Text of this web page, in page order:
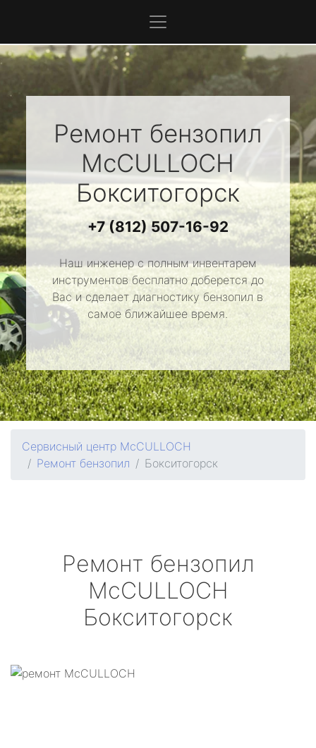
Ремонт бензопил
McCULLOCH
Бокситогорск
+7 (812) 507-16-92
Наш инженер с полным инвентарем
инструментов бесплатно доберется до
Вас и сделает диагностику бензопил в
самое ближайшее время.
Сервисный центр McCULLOCH
Ремонт бензопил
Бокситогорск
Ремонт бензопил
McCULLOCH
Бокситогорск